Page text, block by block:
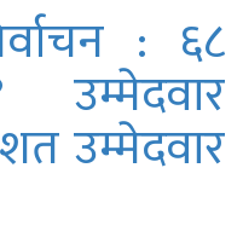
: ६८
उम्मेदवार